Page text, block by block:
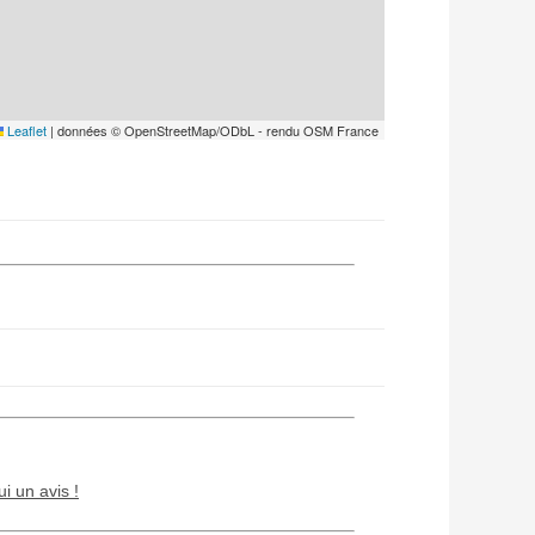
Leaflet | données © OpenStreetMap/ODbL - rendu OSM France
un avis !